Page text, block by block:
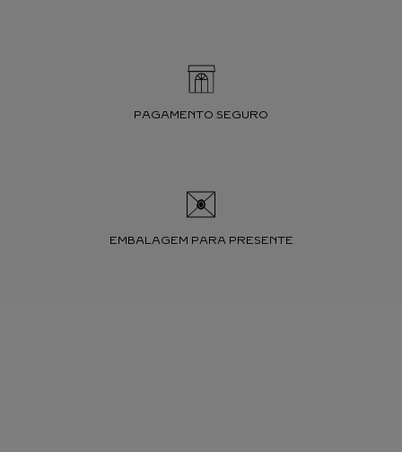
PAGAMENTO SEGURO
EMBALAGEM PARA PRESENTE